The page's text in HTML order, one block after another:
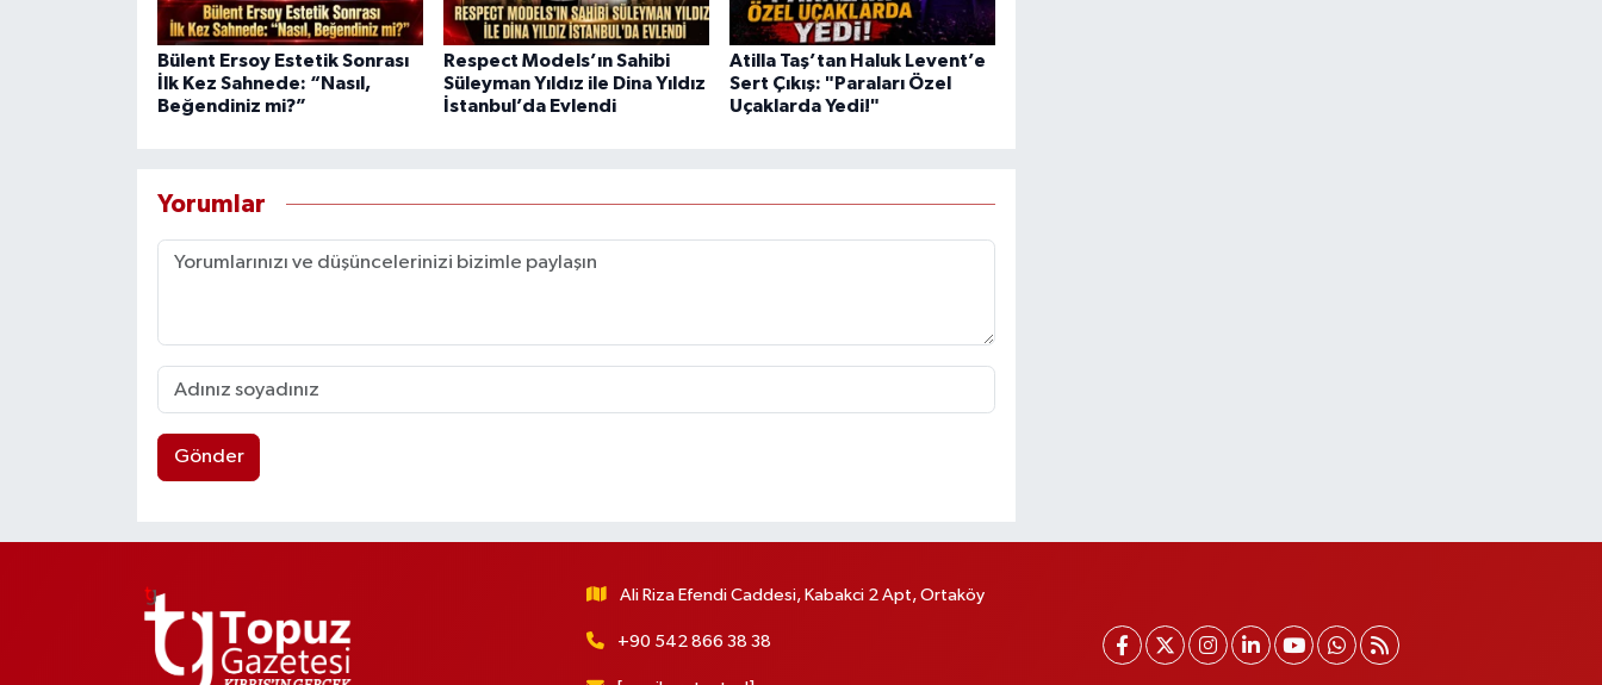
Bülent Ersoy Estetik Sonrası
İlk Kez Sahnede: “Nasıl,
Beğendiniz mi?”
Respect Models’ın Sahibi
Süleyman Yıldız ile Dina Yıldız
İstanbul’da Evlendi
Atilla Taş’tan Haluk Levent’e
Sert Çıkış: "Paraları Özel
Uçaklarda Yedi!"
Yorumlar
Gönder
Ali Riza Efendi Caddesi, Kabakci 2 Apt, Ortaköy
+90 542 866 38 38